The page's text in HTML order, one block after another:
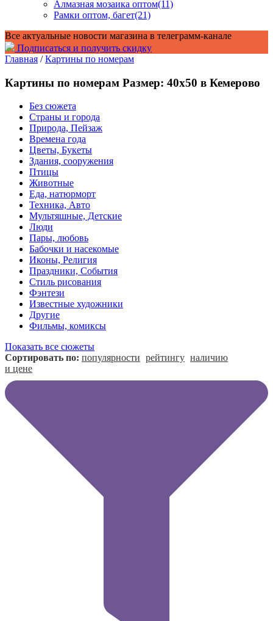
Алмазная мозаика оптом(11)
Рамки оптом, багет(21)
Все актуальные новости магазина в телеграмм-канале
Подписаться и получить скидку
Главная /Картины по номерам
Картины по номерам Размер: 40x50 в Кемерово
Без сюжета
Страны и города
Природа, Пейзаж
Времена года
Цветы, Букеты
Здания, сооружения
Птицы
Животные
Еда, натюрморт
Техника, Авто
Мультяшные, Детские
Люди
Пары, любовь
Бабочки и насекомые
Иконы, Религия
Праздники, События
Стиль рисования
Фэнтези
Известные художники
Другие
Фильмы, комиксы
Показать все сюжеты
Сортировать по: популярности рейтингу наличию
и цене